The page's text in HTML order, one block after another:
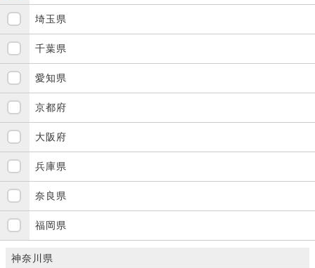
埼玉県
千葉県
愛知県
京都府
大阪府
兵庫県
奈良県
福岡県
神奈川県